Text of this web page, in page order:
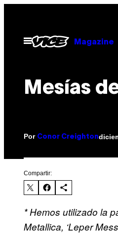
contenido
Abrir
Menú
Magazine
Mesías
Por Conor Creighton
Compartir:
* Hemos utilizado la
Metallica, ‘Leper